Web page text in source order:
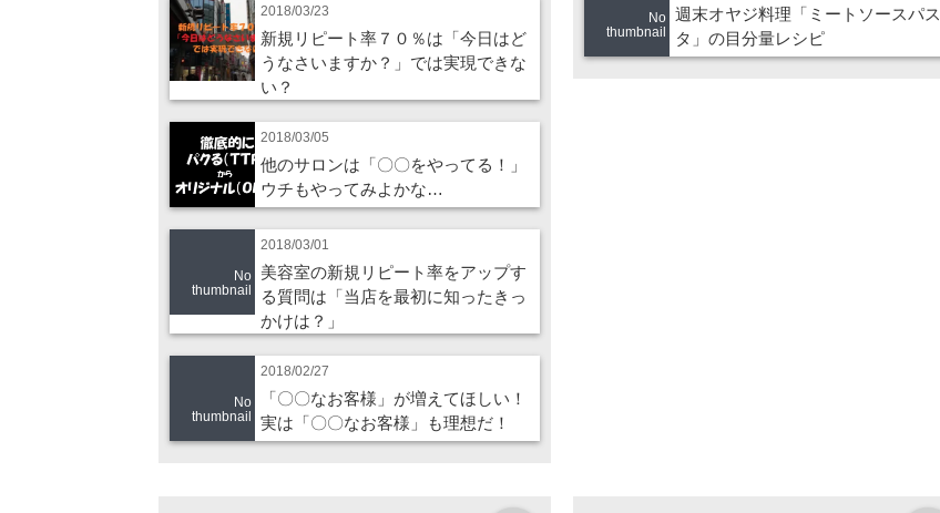
2018/03/23
新規リピート率７０％は「今日はど
うなさいますか？」では実現できな
い？
2018/03/05
他のサロンは「〇〇をやってる！」
ウチもやってみよかな…
No
thumbnail
2018/03/01
美容室の新規リピート率をアップす
る質問は「当店を最初に知ったきっ
かけは？」
No
thumbnail
2018/02/27
「〇〇なお客様」が増えてほしい！
実は「〇〇なお客様」も理想だ！
No
thumbnail
週末オヤジ料理「ミートソースパス
タ」の目分量レシピ